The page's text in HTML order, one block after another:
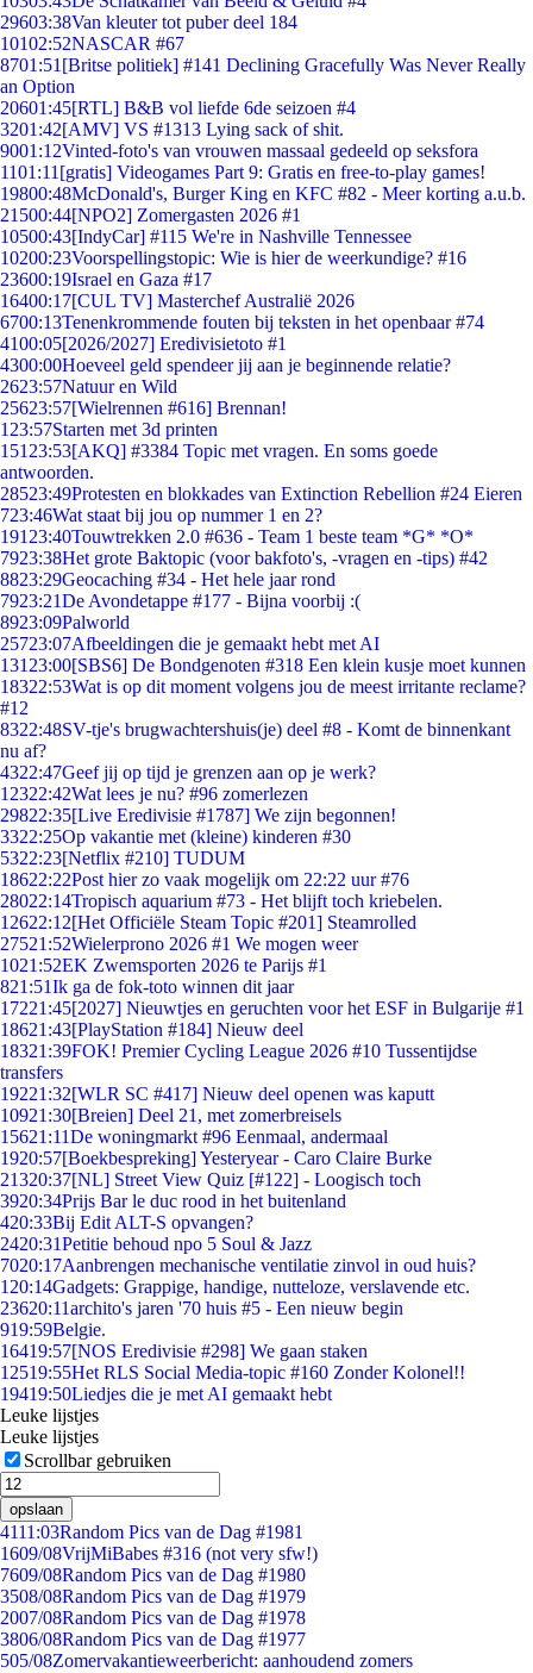
29603:38Van kleuter tot puber deel 184
10102:52NASCAR #67
8701:51 [Britse politiek] #141 Declining Gracefully Was Never Really
an Option
20601:45[RTL] B&B vol liefde 6de seizoen #4
3201:42[AMV] VS #1313 Lying sack of shit.
9001:12Vinted-foto's van vrouwen massaal gedeeld op seksfora
1101:11 [gratis] Videogames Part 9: Gratis en free-to-play games!
19800:48McDonald's, Burger King en KFC #82 - Meer korting a.u.b.
21500:44[NPO2] Zomergasten 2026 #1
10500:43[IndyCar] #115 We're in Nashville Tennessee
10200:23Voorspellingstopic: Wie is hier de weerkundige? #16
23600:19Israel en Gaza #17
16400:17[CUL TV] Masterchef Australië 2026
6700:13Tenenkrommende fouten bij teksten in het openbaar #74
4100:05[2026/2027] Eredivisietoto #1
4300:00Hoeveel geld spendeer jij aan je beginnende relatie?
2623:57Natuur en Wild
25623:57[Wielrennen #616] Brennan!
1 23:57Starten met 3d printen
151 23:53[AKQ] #3384 Topic met vragen. En soms goede
antwoorden.
28523:49Protesten en blokkades van Extinction Rebellion #24 Eieren
723:46Wat staat bij jou op nummer 1 en 2?
191 23:40Touwtrekken 2.0 #636 - Team 1 beste team *G* *O*
7923:38Het grote Baktopic (voor bakfoto's, -vragen en -tips) #42
8823:29Geocaching #34 - Het hele jaar rond
7923:21De Avondetappe #177 - Bijna voorbij :(
8923:09Palworld
25723:07Afbeeldingen die je gemaakt hebt met AI
131 23:00[SBS6] De Bondgenoten #318 Een klein kusje moet kunnen
18322:53Wat is op dit moment volgens jou de meest irritante reclame?
#12
8322:48SV-tje's brugwachtershuis(je) deel #8 - Komt de binnenkant
nu af?
4322:47Geef jij op tijd je grenzen aan op je werk?
12322:42Wat lees je nu? #96 zomerlezen
29822:35[Live Eredivisie #1787] We zijn begonnen!
3322:25Op vakantie met (kleine) kinderen #30
5322:23[Netflix #210] TUDUM
18622:22Post hier zo vaak mogelijk om 22:22 uur #76
28022:14Tropisch aquarium #73 - Het blijft toch kriebelen.
12622:12[Het Officiële Steam Topic #201] Steamrolled
27521:52Wielerprono 2026 #1 We mogen weer
1021:52EK Zwemsporten 2026 te Parijs #1
821:51Ik ga de fok-toto winnen dit jaar
17221:45[2027] Nieuwtjes en geruchten voor het ESF in Bulgarije #1
18621:43[PlayStation #184] Nieuw deel
18321:39FOK! Premier Cycling League 2026 #10 Tussentijdse
transfers
19221:32[WLR SC #417] Nieuw deel openen was kaputt
10921:30[Breien] Deel 21, met zomerbreisels
15621:11De woningmarkt #96 Eenmaal, andermaal
1920:57[Boekbespreking] Yesteryear - Caro Claire Burke
21320:37[NL] Street View Quiz [#122] - Loogisch toch
3920:34Prijs Bar le duc rood in het buitenland
420:33Bij Edit ALT-S opvangen?
2420:31Petitie behoud npo 5 Soul & Jazz
7020:17Aanbrengen mechanische ventilatie zinvol in oud huis?
1 20:14Gadgets: Grappige, handige, nutteloze, verslavende etc.
23620:11archito's jaren '70 huis #5 - Een nieuw begin
919:59Belgie.
16419:57[NOS Eredivisie #298] We gaan staken
12519:55Het RLS Social Media-topic #160 Zonder Kolonel!!
19419:50Liedjes die je met AI gemaakt hebt
Leuke lijstjes
Leuke lijstjes
Scrollbar gebruiken
opslaan
4111:03Random Pics van de Dag #1981
1609/08VrijMiBabes #316 (not very sfw!)
7609/08Random Pics van de Dag #1980
3508/08Random Pics van de Dag #1979
2007/08Random Pics van de Dag #1978
3806/08Random Pics van de Dag #1977
505/08Zomervakantieweerbericht: aanhoudend zomers